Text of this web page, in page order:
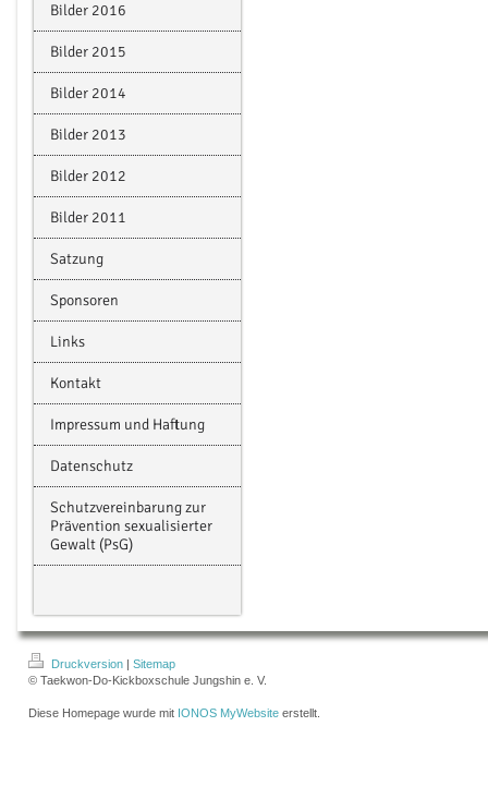
Bilder 2016
Bilder 2015
Bilder 2014
Bilder 2013
Bilder 2012
Bilder 2011
Satzung
Sponsoren
Links
Kontakt
Impressum und Haftung
Datenschutz
Schutzvereinbarung zur
Prävention sexualisierter
Gewalt (PsG)
Druckversion | Sitemap
© Taekwon-Do-Kickboxschule Jungshin e. V.
Diese Homepage wurde mit IONOS MyWebsite erstellt.